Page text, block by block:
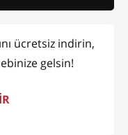
ücretsiz indirin,
gelsin!